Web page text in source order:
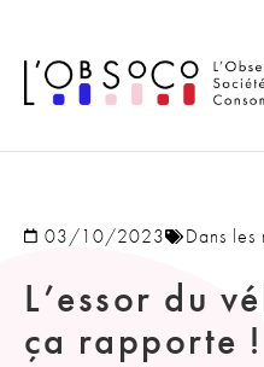
03/10/2023 Dans les
L’essor du
ça rapporte !